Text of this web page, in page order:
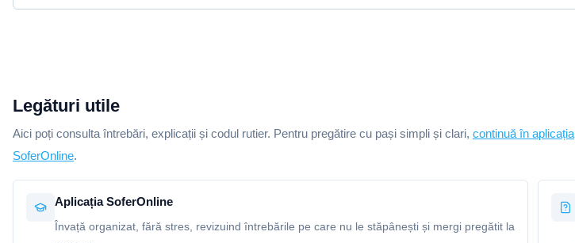
Legături utile
Aici poți consulta întrebări, explicații și codul rutier. Pentru pregătire cu pași simpli și clari, continuă în aplicația
SoferOnline.
Aplicația SoferOnline
Învață organizat, fără stres, revizuind întrebările pe care nu le stăpânești și mergi pregătit la